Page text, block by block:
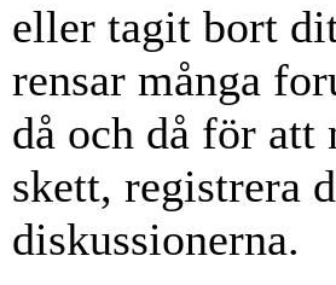
eller tagit bort
rensar många
då och då för att
skett, registrera
diskussionerna.